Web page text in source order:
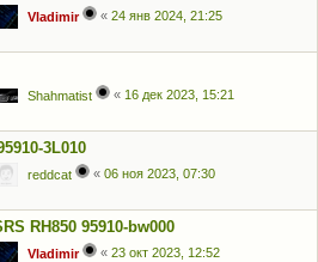
Vladimir « 24 янв 2024, 21:25
Shahmatist « 16 дек 2023, 15:21
3L010
reddcat « 06 ноя 2023, 07:30
RH850 95910-bw000
Vladimir « 23 окт 2023, 12:52